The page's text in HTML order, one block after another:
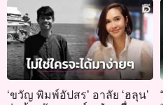
‘ขวัญ พิมพ์อัปสร’ อาลัย ‘ฮลุน’